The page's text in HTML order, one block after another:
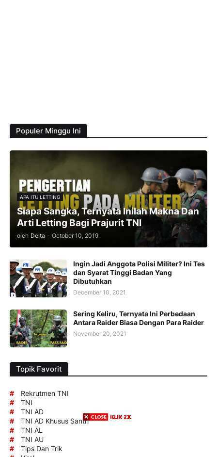
Populer Minggu Ini
APA ITU LETTING
Siapa Sangka, Ternyata Inilah Makna Dan
Arti Letting Bagi Prajurit TNI
oleh Delta - October 10, 2019
Ingin Jadi Anggota Polisi Militer? Ini Tes
dan Syarat Tinggi Badan Yang
Dibutuhkan
December 10, 2021
Sering Keliru, Ternyata Ini Perbedaan
Antara Raider Biasa Dengan Para Raider
November 20, 2021
Topik Favorit
#
Rekrutmen TNI
#
TNI
#
TNI AD
#
TNI AD Khusus Santri
#
TNI AL
#
TNI AU
#
Tips Dan Trik